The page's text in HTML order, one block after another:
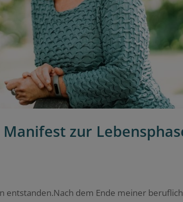
zur
entstanden.Nach dem Ende meiner